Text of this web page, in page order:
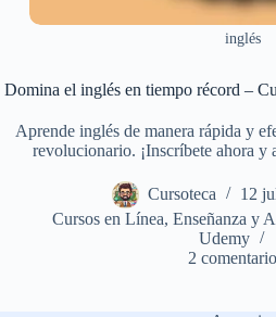
inglés
Domina el inglés en tiempo récord –
Aprende inglés de manera rápida y
revolucionario. ¡Inscríbete ahora y
Cursoteca
12
Cursos en Línea, Enseñanza y
Udemy
2